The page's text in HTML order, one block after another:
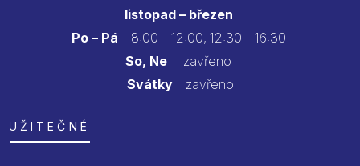
listopad – březen
Po – Pá 8:00 – 12:00, 12:30 – 16:30
So, Ne zavřeno
Svátkyzavřeno
UŽITEČNÉ